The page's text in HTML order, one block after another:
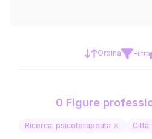
Ordina Filtra
0 Figure
Ricerca: psicoterapeuta